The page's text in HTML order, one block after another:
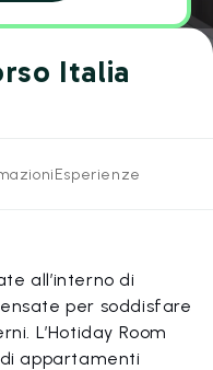
Italia
Esperienze
all’interno di
per soddisfare
L’Hotiday Room
appartamenti